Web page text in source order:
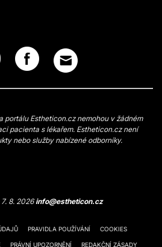
portálu Estheticon.cz nemohou v žádném
pacienta s lékařem. Estheticon.cz není
nebo služby nabízené odborníky.
8. 2026info@estheticon.cz
PRAVIDLA POUŽÍVÁNÍ COOKIES
PRÁVNÍ UPOZORNĚNÍ REDAKČNÍ ZÁSADY